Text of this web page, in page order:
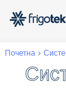
Почетна >